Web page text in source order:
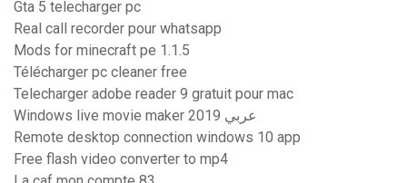
Gta 5 telecharger pc
Real call recorder pour whatsapp
Mods for minecraft pe 1.1.5
Télécharger pc cleaner free
Telecharger adobe reader 9 gratuit pour mac
Windows live movie maker 2019 عربي
Remote desktop connection windows 10 app
Free flash video converter to mp4